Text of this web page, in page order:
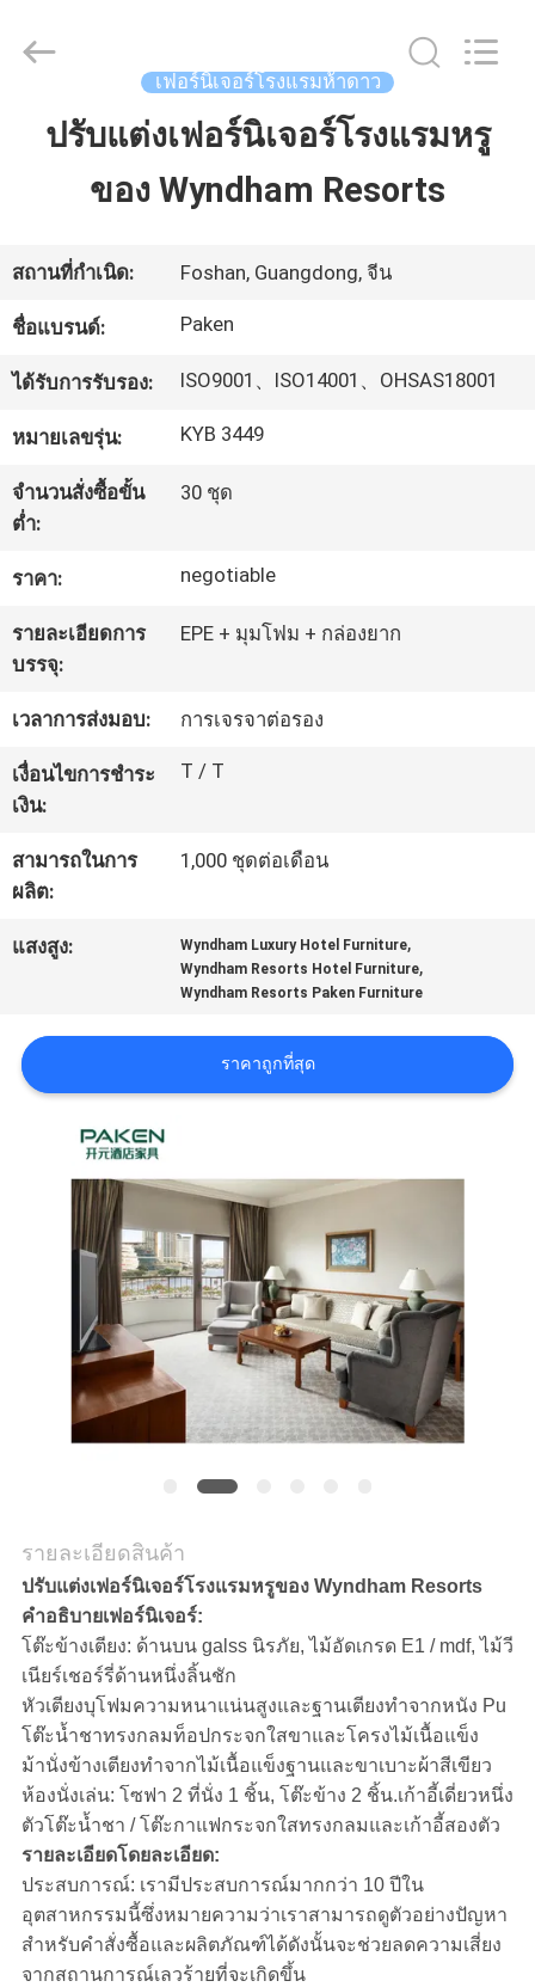
บ้าน
เกี่ยว
กับ
เรา
ทัวร์
โรงงาน
ควบคุม
คุณภาพ
ติดต่อ
เรา
ขอ
เสนอ
แผนผัง
เว็บไซต์
PRIVACY
POLICY
Paken
Furniture
Reserved.
เฟอร์นิเจอร์โรงแรมห้าดาว
ปรับแต่งเฟอร์นิเจอร์โรงแรมหรู
ของ Wyndham Resorts
สถานที่กำเนิด: Foshan, Guangdong, จีน
ชื่อแบรนด์: Paken
ได้รับการรับรอง: ISO9001、ISO14001、OHSAS18001
หมายเลขรุ่น: KYB 3449
จำนวนสั่งซื้อขั้น
ต่ำ:
30 ชุด
ราคา: negotiable
รายละเอียดการ
บรรจุ:
EPE + มุมโฟม + กล่องยาก
เวลาการส่งมอบ: การเจรจาต่อรอง
เงื่อนไขการชำระ
เงิน:
T / T
สามารถในการ
ผลิต:
1,000 ชุดต่อเดือน
แสงสูง: Wyndham Luxury Hotel Furniture,
Wyndham Resorts Hotel Furniture,
Wyndham Resorts Paken Furniture
ราคาถูกที่สุด
รายละเอียดสินค้า
ปรับแต่งเฟอร์นิเจอร์โรงแรมหรูของ Wyndham Resorts
คำอธิบายเฟอร์นิเจอร์:
โต๊ะข้างเตียง: ด้านบน galss นิรภัย, ไม้อัดเกรด E1 / mdf, ไม้วี
เนียร์เชอร์รี่ด้านหนึ่งลิ้นชัก
หัวเตียงบุโฟมความหนาแน่นสูงและฐานเตียงทำจากหนัง Pu
โต๊ะน้ำชาทรงกลมท็อปกระจกใสขาและโครงไม้เนื้อแข็ง
ม้านั่งข้างเตียงทำจากไม้เนื้อแข็งฐานและขาเบาะผ้าสีเขียว
ห้องนั่งเล่น: โซฟา 2 ที่นั่ง 1 ชิ้น, โต๊ะข้าง 2 ชิ้น.เก้าอี้เดี่ยวหนึ่ง
ตัวโต๊ะน้ำชา / โต๊ะกาแฟกระจกใสทรงกลมและเก้าอี้สองตัว
รายละเอียดโดยละเอียด:
ประสบการณ์: เรามีประสบการณ์มากกว่า 10 ปีใน
อุตสาหกรรมนี้ซึ่งหมายความว่าเราสามารถดูตัวอย่างปัญหา
สำหรับคำสั่งซื้อและผลิตภัณฑ์ได้ดังนั้นจะช่วยลดความเสี่ยง
จากสถานการณ์เลวร้ายที่จะเกิดขึ้น